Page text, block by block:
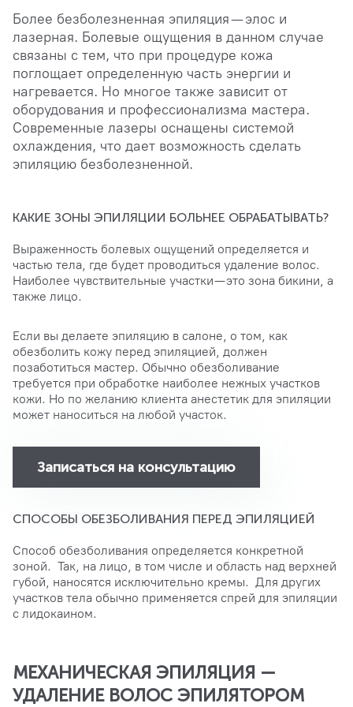
Более безболезненная эпиляция — элос и
лазерная. Болевые ощущения в данном случае
связаны с тем, что при процедуре кожа
поглощает определенную часть энергии и
нагревается. Но многое также зависит от
оборудования и профессионализма мастера.
Современные лазеры оснащены системой
охлаждения, что дает возможность сделать
эпиляцию безболезненной.
КАКИЕ ЗОНЫ ЭПИЛЯЦИИ БОЛЬНЕЕ ОБРАБАТЫВАТЬ?
Выраженность болевых ощущений определяется и
частью тела, где будет проводиться удаление волос.
Наиболее чувствительные участки — это зона бикини, а
также лицо.
Если вы делаете эпиляцию в салоне, о том, как
обезболить кожу перед эпиляцией, должен
позаботиться мастер. Обычно обезболивание
требуется при обработке наиболее нежных участков
кожи. Но по желанию клиента анестетик для эпиляции
может наноситься на любой участок.
Записаться на консультацию
СПОСОБЫ ОБЕЗБОЛИВАНИЯ ПЕРЕД ЭПИЛЯЦИЕЙ
Способ обезболивания определяется конкретной
зоной. Так, на лицо, в том числе и область над верхней
губой, наносятся исключительно кремы. Для других
участков тела обычно применяется спрей для эпиляции
с лидокаином.
МЕХАНИЧЕСКАЯ ЭПИЛЯЦИЯ —
УДАЛЕНИЕ ВОЛОС ЭПИЛЯТОРОМ